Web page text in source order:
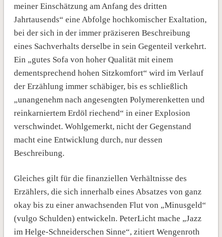
meiner Einschätzung am Anfang des dritten
Jahrtausends“ eine Abfolge hochkomischer Exaltation,
bei der sich in der immer präziseren Beschreibung
eines Sachverhalts derselbe in sein Gegenteil verkehrt.
Ein „gutes Sofa von hoher Qualität mit einem
dementsprechend hohen Sitzkomfort“ wird im Verlauf
der Erzählung immer schäbiger, bis es schließlich
„unangenehm nach angesengten Polymerenketten und
reinkarniertem Erdöl riechend“ in einer Explosion
verschwindet. Wohlgemerkt, nicht der Gegenstand
macht eine Entwicklung durch, nur dessen
Beschreibung.
Gleiches gilt für die finanziellen Verhältnisse des
Erzählers, die sich innerhalb eines Absatzes von ganz
okay bis zu einer anwachsenden Flut von „Minusgeld“
(vulgo Schulden) entwickeln. PeterLicht mache „Jazz
im Helge-Schneiderschen Sinne“, zitiert Wengenroth